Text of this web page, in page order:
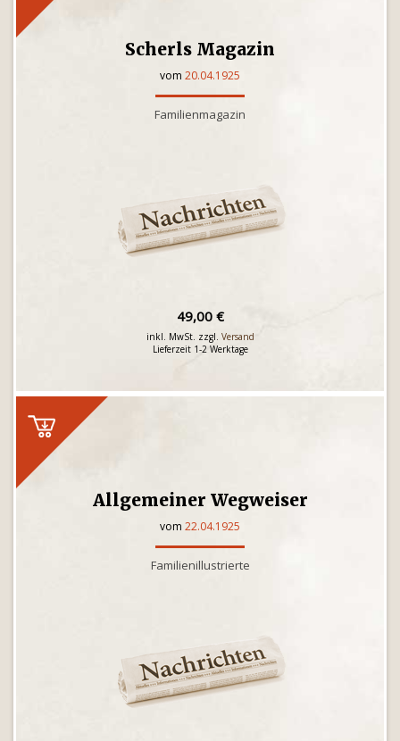
Scherls Magazin
vom 20.04.1925
Familienmagazin
49,00 €
inkl. MwSt. zzgl. Versand
Lieferzeit 1-2 Werktage
Allgemeiner Wegweiser
vom 22.04.1925
Familienillustrierte